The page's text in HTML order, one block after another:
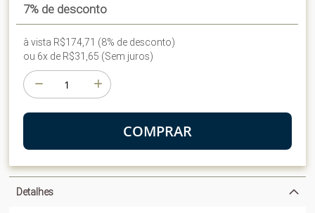
7% de desconto
à vista R$174,71 (8% de desconto)
ou 6x de R$31,65 (Sem juros)
COMPRAR
Detalhes